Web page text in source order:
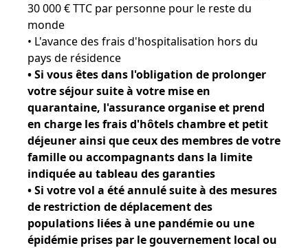
30 000 € TTC par personne pour le reste du
monde
• L'avance des frais d'hospitalisation hors du
pays de résidence
• Si vous êtes dans l'obligation de prolonger
votre séjour suite à votre mise en
quarantaine, l'assurance organise et prend
en charge les frais d'hôtels chambre et petit
déjeuner ainsi que ceux des membres de votre
famille ou accompagnants dans la limite
indiquée au tableau des garanties
• Si votre vol a été annulé suite à des mesures
de restriction de déplacement des
populations liées à une pandémie ou une
épidémie prises par le gouvernement local ou